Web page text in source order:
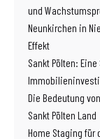
und
Neunkirchen in
Effekt
Sankt Pölten:
Die Bedeutung
Sankt Pölten Land
Home Staging für